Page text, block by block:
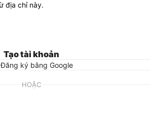
địa chỉ này.
Tạo tài khoản
Đăng ký bằng Google
HOẶC